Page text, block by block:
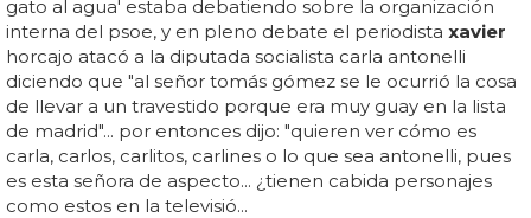
gato al agua' estaba debatiendo sobre la organización
interna del psoe, y en pleno debate el periodista xavier
horcajo atacó a la diputada socialista carla antonelli
diciendo que "al señor tomás gómez se le ocurrió la cosa
de llevar a un travestido porque era muy guay en la lista
de madrid"... por entonces dijo: "quieren ver cómo es
carla, carlos, carlitos, carlines o lo que sea antonelli, pues
es esta señora de aspecto... ¿tienen cabida personajes
como estos en la televisió...